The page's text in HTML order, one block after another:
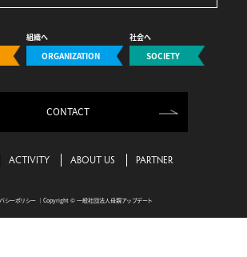
ORGANIZATION
組織へ
SOCIETY
社会へ
CONTACT
ACTIVITY ABOUT US PARTNER
シーポリシー｜Copyright © 一般社団法人母親アップデート